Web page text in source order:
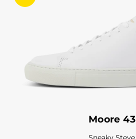
Moore 43
Sneaky Steve